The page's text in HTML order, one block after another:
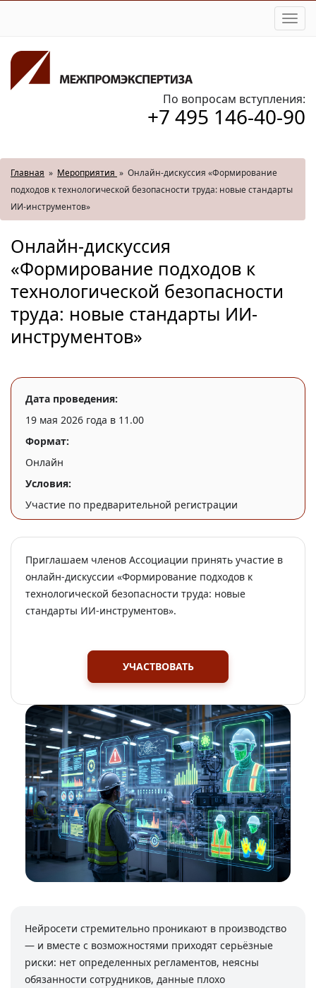
По вопросам вступления:
+7 495 146-40-90
Главная » Мероприятия » Онлайн-дискуссия «Формирование
подходов к технологической безопасности труда: новые стандарты
ИИ-инструментов»
Онлайн-дискуссия
«Формирование подходов к
технологической безопасности
труда: новые стандарты ИИ-
инструментов»
Дата проведения:
19 мая 2026 года в 11.00
Формат:
Онлайн
Условия:
Участие по предварительной регистрации
Приглашаем членов Ассоциации принять участие в
онлайн-дискуссии «Формирование подходов к
технологической безопасности труда: новые
стандарты ИИ-инструментов».
УЧАСТВОВАТЬ
Нейросети стремительно проникают в производство
— и вместе с возможностями приходят серьёзные
риски: нет определенных регламентов, неясны
обязанности сотрудников, данные плохо